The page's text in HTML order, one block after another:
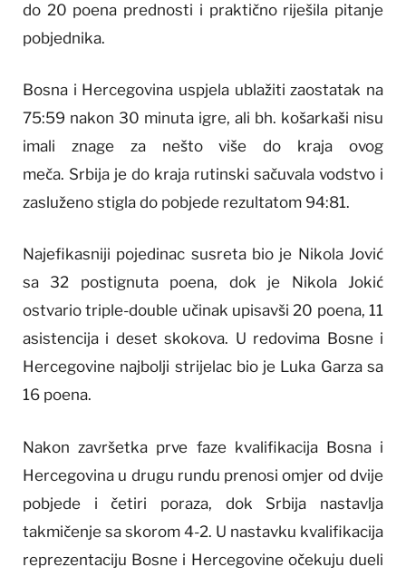
do 20 poena prednosti i praktično riješila pitanje
pobjednika.
Bosna i Hercegovina uspjela ublažiti zaostatak na
75:59 nakon 30 minuta igre, ali bh. košarkaši nisu
imali znage za nešto više do kraja ovog
meča. Srbija je do kraja rutinski sačuvala vodstvo i
zasluženo stigla do pobjede rezultatom 94:81.
Najefikasniji pojedinac susreta bio je Nikola Jović
sa 32 postignuta poena, dok je Nikola Jokić
ostvario triple-double učinak upisavši 20 poena, 11
asistencija i deset skokova. U redovima Bosne i
Hercegovine najbolji strijelac bio je Luka Garza sa
16 poena.
Nakon završetka prve faze kvalifikacija Bosna i
Hercegovina u drugu rundu prenosi omjer od dvije
pobjede i četiri poraza, dok Srbija nastavlja
takmičenje sa skorom 4-2. U nastavku kvalifikacija
reprezentaciju Bosne i Hercegovine očekuju dueli